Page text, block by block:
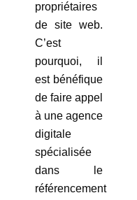
propriétaires
de site web.
C’est
pourquoi, il
est bénéfique
de faire appel
à une agence
digitale
spécialisée
dans le
référencement